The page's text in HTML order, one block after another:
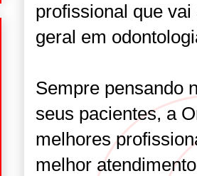
profissional que
geral em
Sempre pensando
seus pacientes, a
melhores
melhor